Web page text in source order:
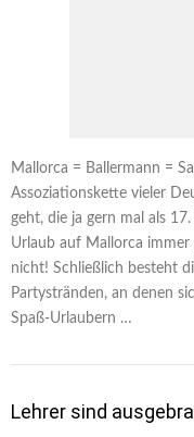
Mallorca = Ballermann =
Assoziationskette vieler
geht, die ja gern mal als
Urlaub auf Mallorca immer
nicht! Schließlich besteht
Partystränden, an denen
Spaß-Urlaubern …
Lehrer sind